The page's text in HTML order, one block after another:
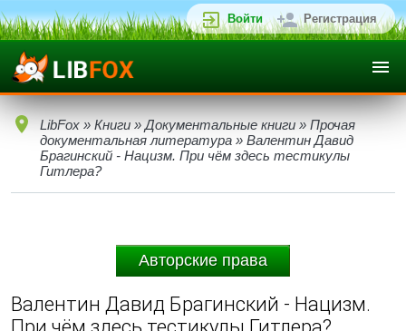
Войти Регистрация
LibFox » Книги » Документальные книги » Прочая
документальная литература » Валентин Давид
Брагинский - Нацизм. При чём здесь тестикулы
Гитлера?
Авторские права
Валентин Давид Брагинский - Нацизм.